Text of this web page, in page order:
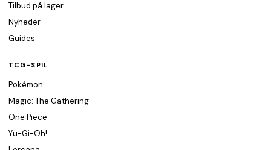
Tilbud på lager
Nyheder
Guides
TCG-SPIL
Pokémon
Magic: The Gathering
One Piece
Yu-Gi-Oh!